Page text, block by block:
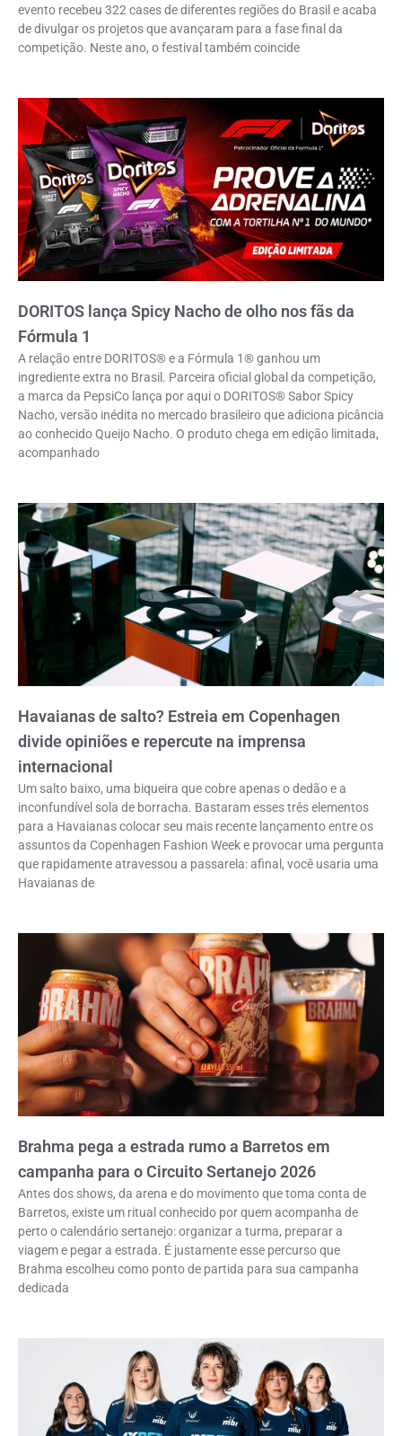
evento recebeu 322 cases de diferentes regiões do Brasil e acaba
de divulgar os projetos que avançaram para a fase final da
competição. Neste ano, o festival também coincide
DORITOS lança Spicy Nacho de olho nos fãs da
Fórmula 1
A relação entre DORITOS® e a Fórmula 1® ganhou um
ingrediente extra no Brasil. Parceira oficial global da competição,
a marca da PepsiCo lança por aqui o DORITOS® Sabor Spicy
Nacho, versão inédita no mercado brasileiro que adiciona picância
ao conhecido Queijo Nacho. O produto chega em edição limitada,
acompanhado
Havaianas de salto? Estreia em Copenhagen
divide opiniões e repercute na imprensa
internacional
Um salto baixo, uma biqueira que cobre apenas o dedão e a
inconfundível sola de borracha. Bastaram esses três elementos
para a Havaianas colocar seu mais recente lançamento entre os
assuntos da Copenhagen Fashion Week e provocar uma pergunta
que rapidamente atravessou a passarela: afinal, você usaria uma
Havaianas de
Brahma pega a estrada rumo a Barretos em
campanha para o Circuito Sertanejo 2026
Antes dos shows, da arena e do movimento que toma conta de
Barretos, existe um ritual conhecido por quem acompanha de
perto o calendário sertanejo: organizar a turma, preparar a
viagem e pegar a estrada. É justamente esse percurso que
Brahma escolheu como ponto de partida para sua campanha
dedicada